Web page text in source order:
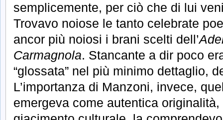
semplicemente, per ciò che di lui
Trovavo noiose le tanto celebrate
ancor più noiosi i brani scelti dell’
Carmagnola. Stancante a dir poco
“glossata” nel più minimo dettaglio,
L’importanza di Manzoni, invece,
emergeva come autentica